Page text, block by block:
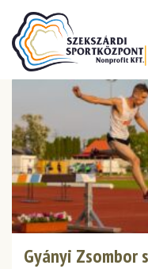
Főoldal»Hírek
ATLÉTIKA
Gyányi Zsombor